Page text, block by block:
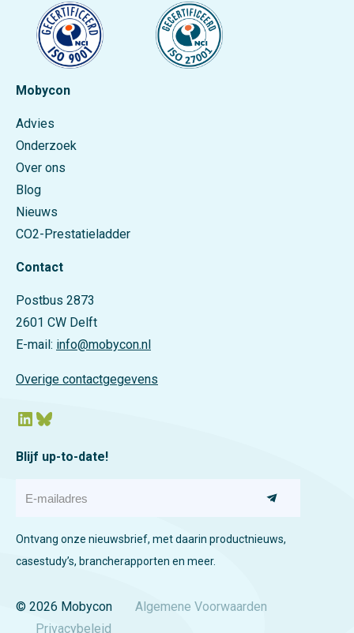
Mobycon
Advies
Onderzoek
Over ons
Blog
Nieuws
CO2-Prestatieladder
Contact
Postbus 2873
2601 CW Delft
E-mail: info@mobycon.nl
Overige contactgegevens
LinkedIn Bluesky
Blijf up-to-date!
a
i
l
r
Ontvang onze nieuwsbrief, met daarin productnieuws,
casestudy’s, brancherapporten en meer.
© 2026 Mobycon
Algemene Voorwaarden
Privacybeleid